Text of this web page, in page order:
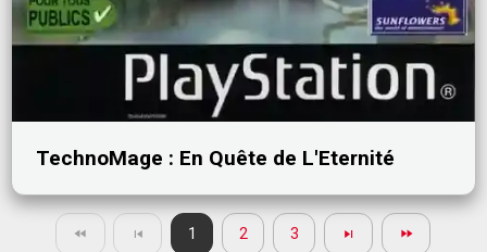
TechnoMage : En Quête de L'Eternité
1 2 3